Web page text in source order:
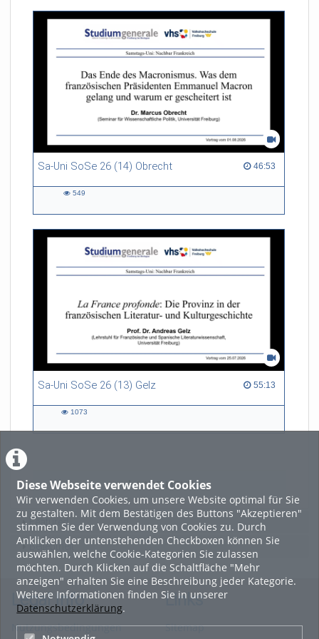
Diese Webseite verwendet Cookies
Wir verwenden Cookies, um unsere Website optimal für Sie
zu gestalten. Mit dem Bestätigen des Buttons "Akzeptieren"
stimmen Sie der Verwendung von Cookies zu. Durch
Anklicken der untenstehenden Checkboxen können Sie
auswählen, welche Cookie-Kategorien Sie zulassen
möchten. Durch Klicken auf die Schaltfläche "Mehr
anzeigen" erhalten Sie eine Beschreibung jeder Kategorie.
Weitere Informationen finden Sie in unserer
Datenschutzerklärung.
Sa-Uni SoSe 26 (14) Obrecht 46:53
46:53 duration
549
Sa-Uni SoSe 26 (13) Gelz 55:13
55:13 duration
1073
LADE MEHR
Featured
Beliebtheit
Legal Info
Nutzungsbedingungen
Links
Sitemap